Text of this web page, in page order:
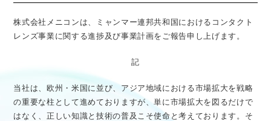
採用情報
医療従事者向け情報 GLOBAL
株式会社メニコンは、ミャンマー連邦共和国におけるコンタクト
レンズ事業に関する進捗及び事業計画をご報告申し上げます。
記
当社は、欧州・米国に並び、アジア地域における市場拡大を戦略
の重要な柱として進めておりますが、単に市場拡大を図るだけで
はなく、正しい知識と技術の普及こそ使命と考えております。そ